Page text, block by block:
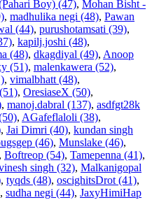
Boy) (47), Mohan Bisht -
, madhulika negi (48), Pawan
(44), purushotamsati (39),
, kapilj.joshi (48),
(48), dkagdiyal (49), Anoop
(51), malenkawera (52),
, vimalbhatt (48),
, OresiaseX (50),
, manoj.dabral (137), asdfgt28k
, AGafeflaloli (38),
, Jai Dimri (40), kundan singh
(46), Munslake (46),
, Boftreop (54), Tamepenna (41),
singh (32), Malkanigopal
, tyqds (48), oscighitsDrot (41),
, sudha negi (44), JaxyHimiHap